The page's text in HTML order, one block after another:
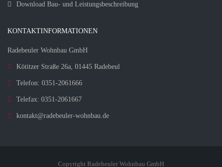
Download Bau- und Leistungsbeschreibung
KONTAKTINFORMATIONEN
Radebeuler Wohnbau GmbH
Kötitzer Straße 26a, 01445 Radebeul
Telefon: 0351-2061666
Telefax: 0351-2061667
kontakt@radebeuler-wohnbau.de
Copyright Radebeuler Wohnbau GmbH